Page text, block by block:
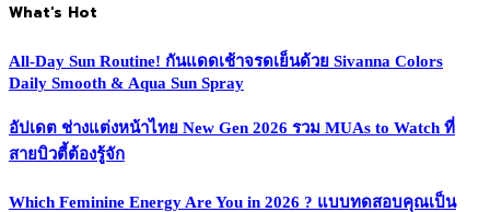
What's Hot
All-Day Sun Routine! กันแดดเช้าจรดเย็นด้วย Sivanna Colors
Daily Smooth & Aqua Sun Spray
อัปเดต ช่างแต่งหน้าไทย New Gen 2026 รวม MUAs to Watch ที่
สายบิวตี้ต้องรู้จัก
Which Feminine Energy Are You in 2026 ? แบบทดสอบคุณเป็น